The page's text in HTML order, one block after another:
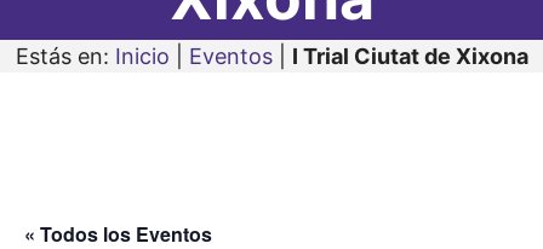
Estás en: Inicio Eventos| I Trial Ciutat de Xixona
« Todos los Eventos